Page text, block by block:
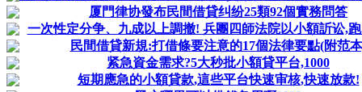
厦門律协發布民間借貸纠纷25類92個實務問答
一次性定分争、九成以上調撤! 兵團四師法院以小額訢讼,
民間借貸新規:打借條要注意的17個法律要點(附范
紧急資金需求?5大秒批小額貸平台,1000
短期應急的小額貸款,這些平台快速审核,快速放款!